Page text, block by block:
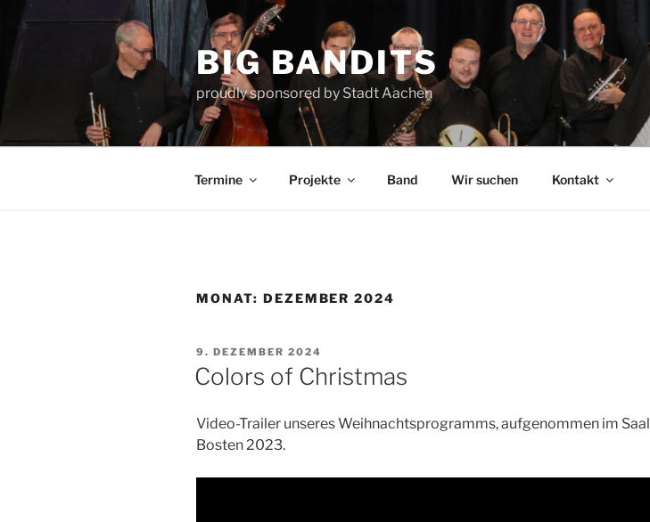
Inhalt
BIG BANDITS
proudly sponsored by Stadt Aachen
Termine Projekte Band Wir suchen Kontakt
MONAT: DEZEMBER 2024
VERÖFFENTLICHT
AM
9. DEZEMBER 2024
Colors of Christmas
Video-Trailer unseres Weihnachtsprogramms, aufgenommen im Saal
Bosten 2023.